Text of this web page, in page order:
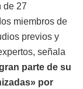
de 27
miembros de
previos y
señala
parte de su
por